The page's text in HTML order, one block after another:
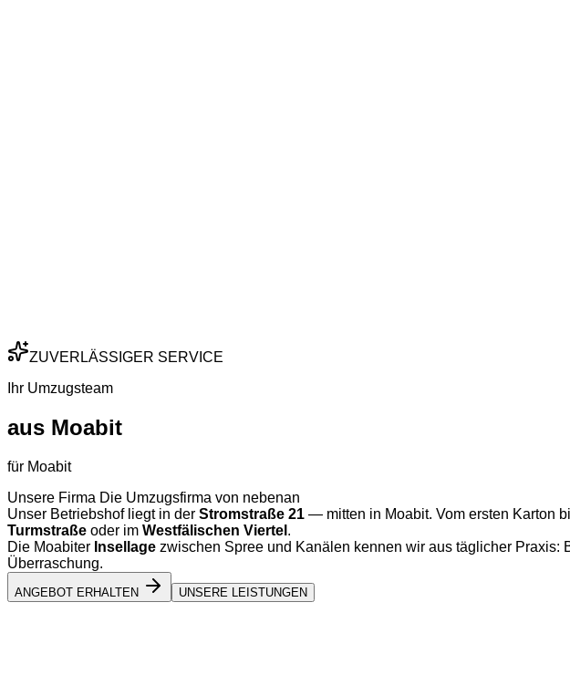
ZUVERLÄSSIGER SERVICE
Ihr Umzugsteam
aus Moabit
für Moabit
Unsere Firma Die Umzugsfirma von nebenan
Unser Betriebshof liegt in der Stromstraße 21 — mitten in Moabit. Vom ersten Karton
Turmstraße oder im Westfälischen Viertel .
Die Moabiter Insellage zwischen Spree und Kanälen kennen wir aus täglicher Praxis:
Überraschung.
ANGEBOT ERHALTEN UNSERE LEISTUNGEN